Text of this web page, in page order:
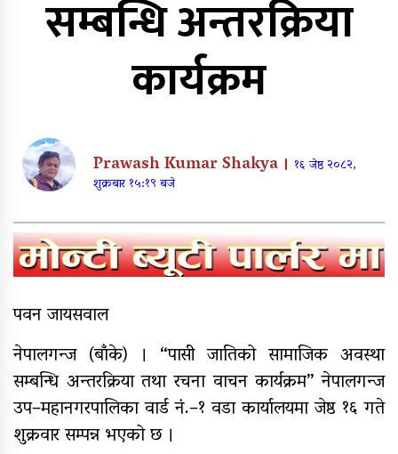
पत्रकार खड्काको चरित्रहत्या गर्न
खोजिएको भन्दै पत्रकार महासंघ
सुर्खेतको आपत्ति
शर्माद्वारा ‘श्रीमनु पत्रकारिता पुरस्कार’
कोष स्थापना
एक्टीभ युवा क्लबको आयोजनामा २१
जनाले गरे रक्तदान
तीन महिनासम्म ‘परीक्षणकाल’,
अत्यावश्यक सेवालाई मात्र प्रवेश
वीरेन्द्रनगरमा रक्तदान कार्यक्रम सम्पन्न,
९४ पिन्ट रगत संकलन
सम्बन्धि अन्तरक्रिया
कार्यक्रम
Prawash Kumar Shakya । १६ जेष्ठ २०८२,
शुक्रबार १५:१९ बजे
पवन जायसवाल
नेपालगन्ज (बाँके) । “पासी जातिको सामाजिक अवस्था
सम्बन्धि अन्तरक्रिया तथा रचना वाचन कार्यक्रम” नेपालगन्ज
उप–महानगरपालिका वार्ड नं.–१ वडा कार्यालयमा जेष्ठ १६ गते
शुक्रवार सम्पन्न भएको छ ।